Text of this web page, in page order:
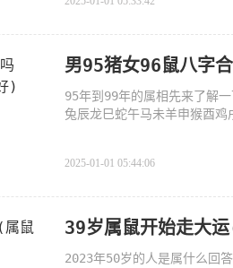
男95猪女96鼠八字
95年到99年的属相先来了解
兔辰龙巳蛇午马未羊申猴酉
2025-01-01 05:44:06
39岁属鼠开始走大
2023年50岁的人是属什么回